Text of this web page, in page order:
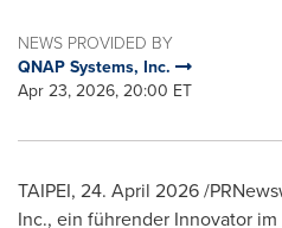
NEWS PROVIDED BY
QNAP Systems, Inc.
Apr 23, 2026, 20:00 ET
TAIPEI, 24. April 2026/
Inc., ein führender Innovator